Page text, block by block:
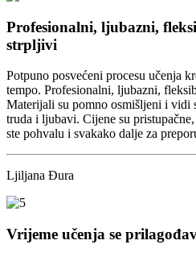
Profesionalni, ljubazni,
strpljivi
Potpuno posvećeni procesu učenja
tempo. Profesionalni, ljubazni,
Materijali su pomno osmišljeni i vidi
truda i ljubavi. Cijene su
ste pohvalu i svakako dalje za
Ljiljana Đura
Vrijeme učenja se